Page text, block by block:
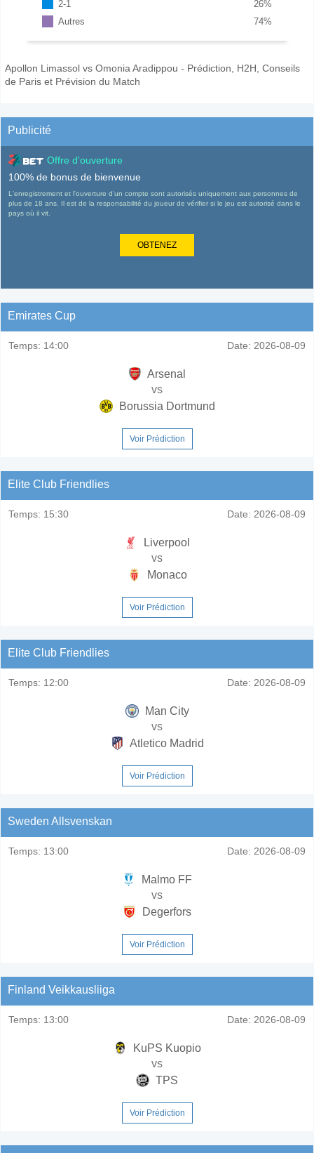
2-1 %
26
Autres
%
74
Apollon Limassol vs Omonia Aradippou - Prédiction, H2H, Conseils
de Paris et Prévision du Match
Publicité
Offre d'ouverture
100% de bonus de bienvenue
L'enregistrement et l'ouverture d'un compte sont autorisés uniquement aux personnes de
plus de 18 ans. Il est de la responsabilité du joueur de vérifier si le jeu est autorisé dans le
pays où il vit.
OBTENEZ
Emirates Cup
Temps: 14:00 Date: 2026-08-09
Arsenal
vs
Borussia Dortmund
Voir Prédiction
Elite Club Friendlies
Temps: 15:30 Date: 2026-08-09
Liverpool
vs
Monaco
Voir Prédiction
Elite Club Friendlies
Temps: 12:00 Date: 2026-08-09
Man City
vs
Atletico Madrid
Voir Prédiction
Sweden Allsvenskan
Temps: 13:00 Date: 2026-08-09
Malmo FF
vs
Degerfors
Voir Prédiction
Finland Veikkausliiga
Temps: 13:00 Date: 2026-08-09
KuPS Kuopio
vs
TPS
Voir Prédiction